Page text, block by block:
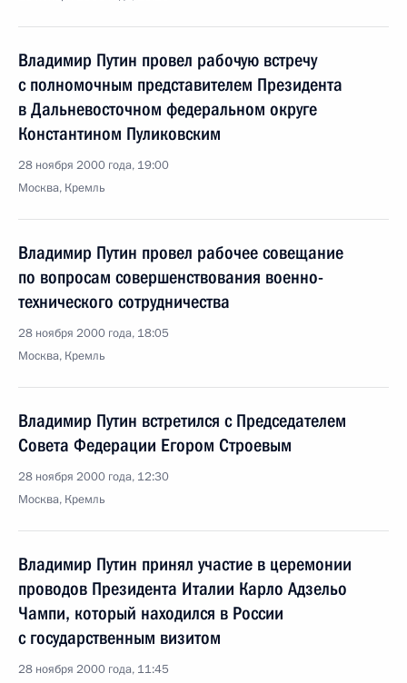
Владимир Путин провел рабочую встречу
с полномочным представителем Президента
в Дальневосточном федеральном округе
Константином Пуликовским
28 ноября 2000 года, 19:00
Москва, Кремль
Владимир Путин провел рабочее совещание
по вопросам совершенствования военно-
технического сотрудничества
28 ноября 2000 года, 18:05
Москва, Кремль
Владимир Путин встретился с Председателем
Совета Федерации Егором Строевым
28 ноября 2000 года, 12:30
Москва, Кремль
Владимир Путин принял участие в церемонии
проводов Президента Италии Карло Адзельо
Чампи, который находился в России
с государственным визитом
28 ноября 2000 года, 11:45